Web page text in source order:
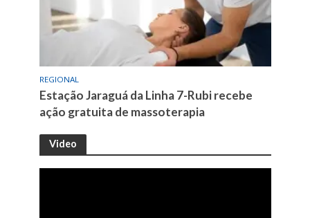
REGIONAL
Estação Jaraguá da Linha 7-Rubi recebe
ação gratuita de massoterapia
Video